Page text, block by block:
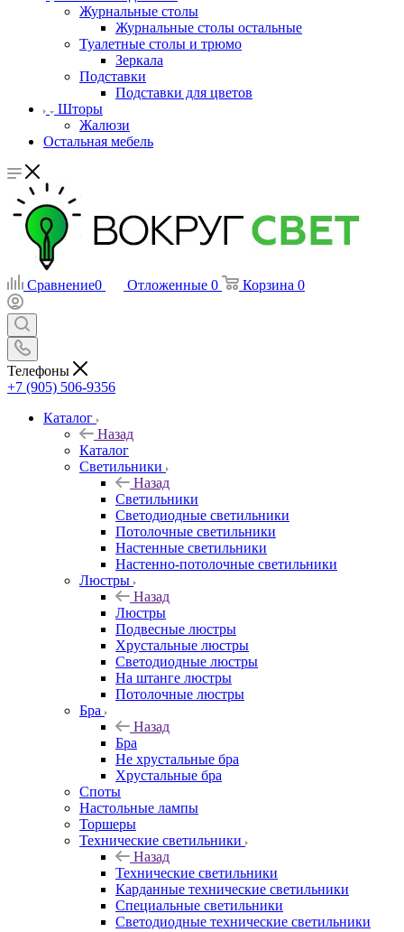
Журнальные столы
Журнальные столы остальные
Туалетные столы и трюмо
Зеркала
Подставки
Подставки для цветов
Шторы
Жалюзи
Остальная мебель
Сравнение0 Отложенные 0 Корзина 0
Телефоны
+7 (905) 506-9356
Каталог
Назад
Каталог
Светильники
Назад
Светильники
Светодиодные светильники
Потолочные светильники
Настенные светильники
Настенно-потолочные светильники
Люстры
Назад
Люстры
Подвесные люстры
Хрустальные люстры
Светодиодные люстры
На штанге люстры
Потолочные люстры
Бра
Назад
Бра
Не хрустальные бра
Хрустальные бра
Споты
Настольные лампы
Торшеры
Технические светильники
Назад
Технические светильники
Карданные технические светильники
Специальные светильники
Светодиодные технические светильники